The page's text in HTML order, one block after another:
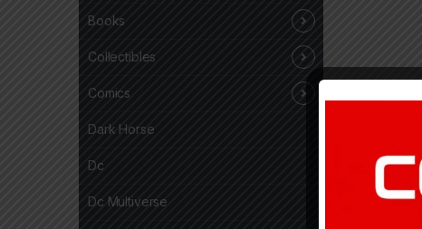
Books
Collectibles
Comics
Dark Horse
Dc
Dc Multiverse